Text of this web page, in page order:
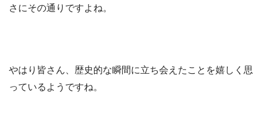
さにその通りですよね。
やはり皆さん、歴史的な瞬間に立ち会えたことを嬉しく思
っているようですね。